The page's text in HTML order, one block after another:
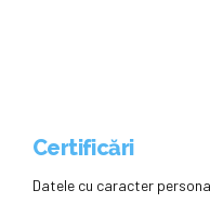
Certificări
Datele cu caracter